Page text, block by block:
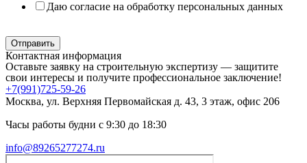
Даю согласие на обработку персональных данных
Отправить
Контактная информация
Оставьте заявку на строительную экспертизу — защитите
свои интересы и получите профессиональное заключение!
+7(991)725-59-26
Москва, ул. Верхняя Первомайская д. 43, 3 этаж, офис 206
Часы работы будни с 9:30 до 18:30
info@89265277274.ru